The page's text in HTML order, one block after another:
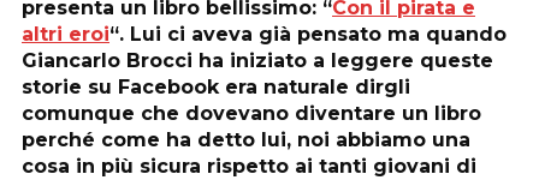
presenta un libro bellissimo: “Con il pirata e
altri eroi“. Lui ci aveva già pensato ma quando
Giancarlo Brocci ha iniziato a leggere queste
storie su Facebook era naturale dirgli
comunque che dovevano diventare un libro
perché come ha detto lui, noi abbiamo una
cosa in più sicura rispetto ai tanti giovani di